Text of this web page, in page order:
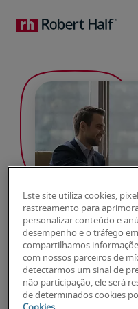
Código de
Este site utiliza cookies,
rastreamento para
personalizar conteúdo e
desempenho e o tráfego
compartilhamos
com nossos parceiros de
detectarmos um sinal de
não participação, ele será
de determinados cookies